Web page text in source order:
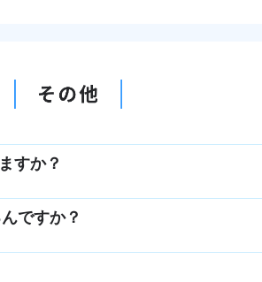
すか？
ですか？